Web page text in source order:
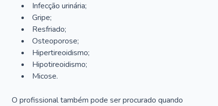
Infecção urinária;
Gripe;
Resfriado;
Osteoporose;
Hipertireoidismo;
Hipotireoidismo;
Micose.
O profissional também pode ser procurado quando